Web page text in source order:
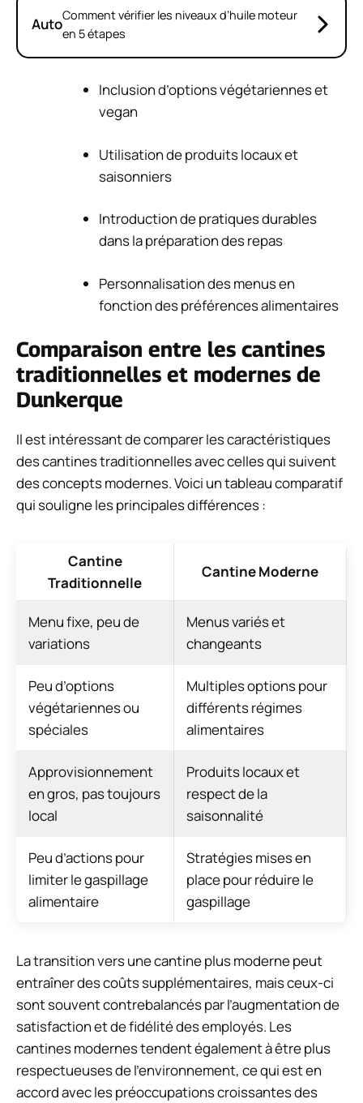
AutoComment vérifier les niveaux d’huile moteur
en 5 étapes
Inclusion d’options végétariennes et
vegan
Utilisation de produits locaux et
saisonniers
Introduction de pratiques durables
dans la préparation des repas
Personnalisation des menus en
fonction des préférences alimentaires
Comparaison entre les cantines
traditionnelles et modernes de
Dunkerque
Il est intéressant de comparer les caractéristiques
des cantines traditionnelles avec celles qui suivent
des concepts modernes. Voici un tableau comparatif
qui souligne les principales différences :
Cantine
Traditionnelle
Cantine Moderne
Menu fixe, peu de
variations
Menus variés et
changeants
Peu d’options
végétariennes ou
spéciales
Multiples options pour
différents régimes
alimentaires
Approvisionnement
en gros, pas toujours
local
Produits locaux et
respect de la
saisonnalité
Peu d’actions pour
limiter le gaspillage
alimentaire
Stratégies mises en
place pour réduire le
gaspillage
La transition vers une cantine plus moderne peut
entraîner des coûts supplémentaires, mais ceux-ci
sont souvent contrebalancés par l’augmentation de
satisfaction et de fidélité des employés. Les
cantines modernes tendent également à être plus
respectueuses de l’environnement, ce qui est en
accord avec les préoccupations croissantes des